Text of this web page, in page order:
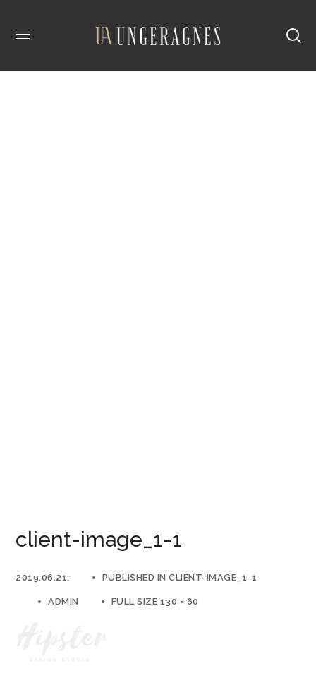
client-image_1-1
2019.06.21. PUBLISHED INCLIENT-IMAGE_1-1
ADMIN FULL SIZE 130 × 60